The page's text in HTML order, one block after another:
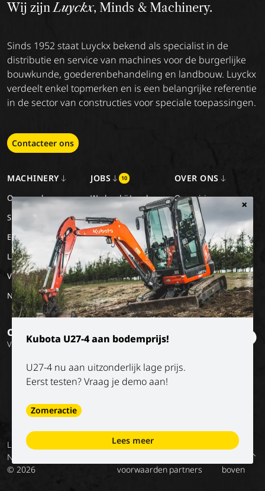
×
Kubota U27-4 aan bodemprijs!
U27-4 nu aan uitzonderlijk lage prijs.
Eerst testen? Vraag je demo aan!
Zomeractie
Lees meer
Wij zijnLuyckx, Minds & Machinery.
Sinds 1952 staat Luyckx bekend als specialist in de
distributie en service van machines voor de burgerlijke
bouwkunde, goederenbehandeling en landbouw. Luyckx
verdeelt enkel topmerken en is een belangrijke referentie
in de sector van constructies voor speciale toepassingen.
Contacteer ons
MACHINERY
Onze merken
Special Applications
Eco Applications
LX Used Equipment
Verhuurpartners
New old stock
JOBS 10
Werken bij Luyckx
Stage/vakantiejob
OVER ONS
Onze visie
Onze missie
Geschiedenis
Op de hoogte blijven?
Volg onze socials
Luyckx
NV
© 2026
PrivacyDigitale
voorwaarden partners
Terug
boven